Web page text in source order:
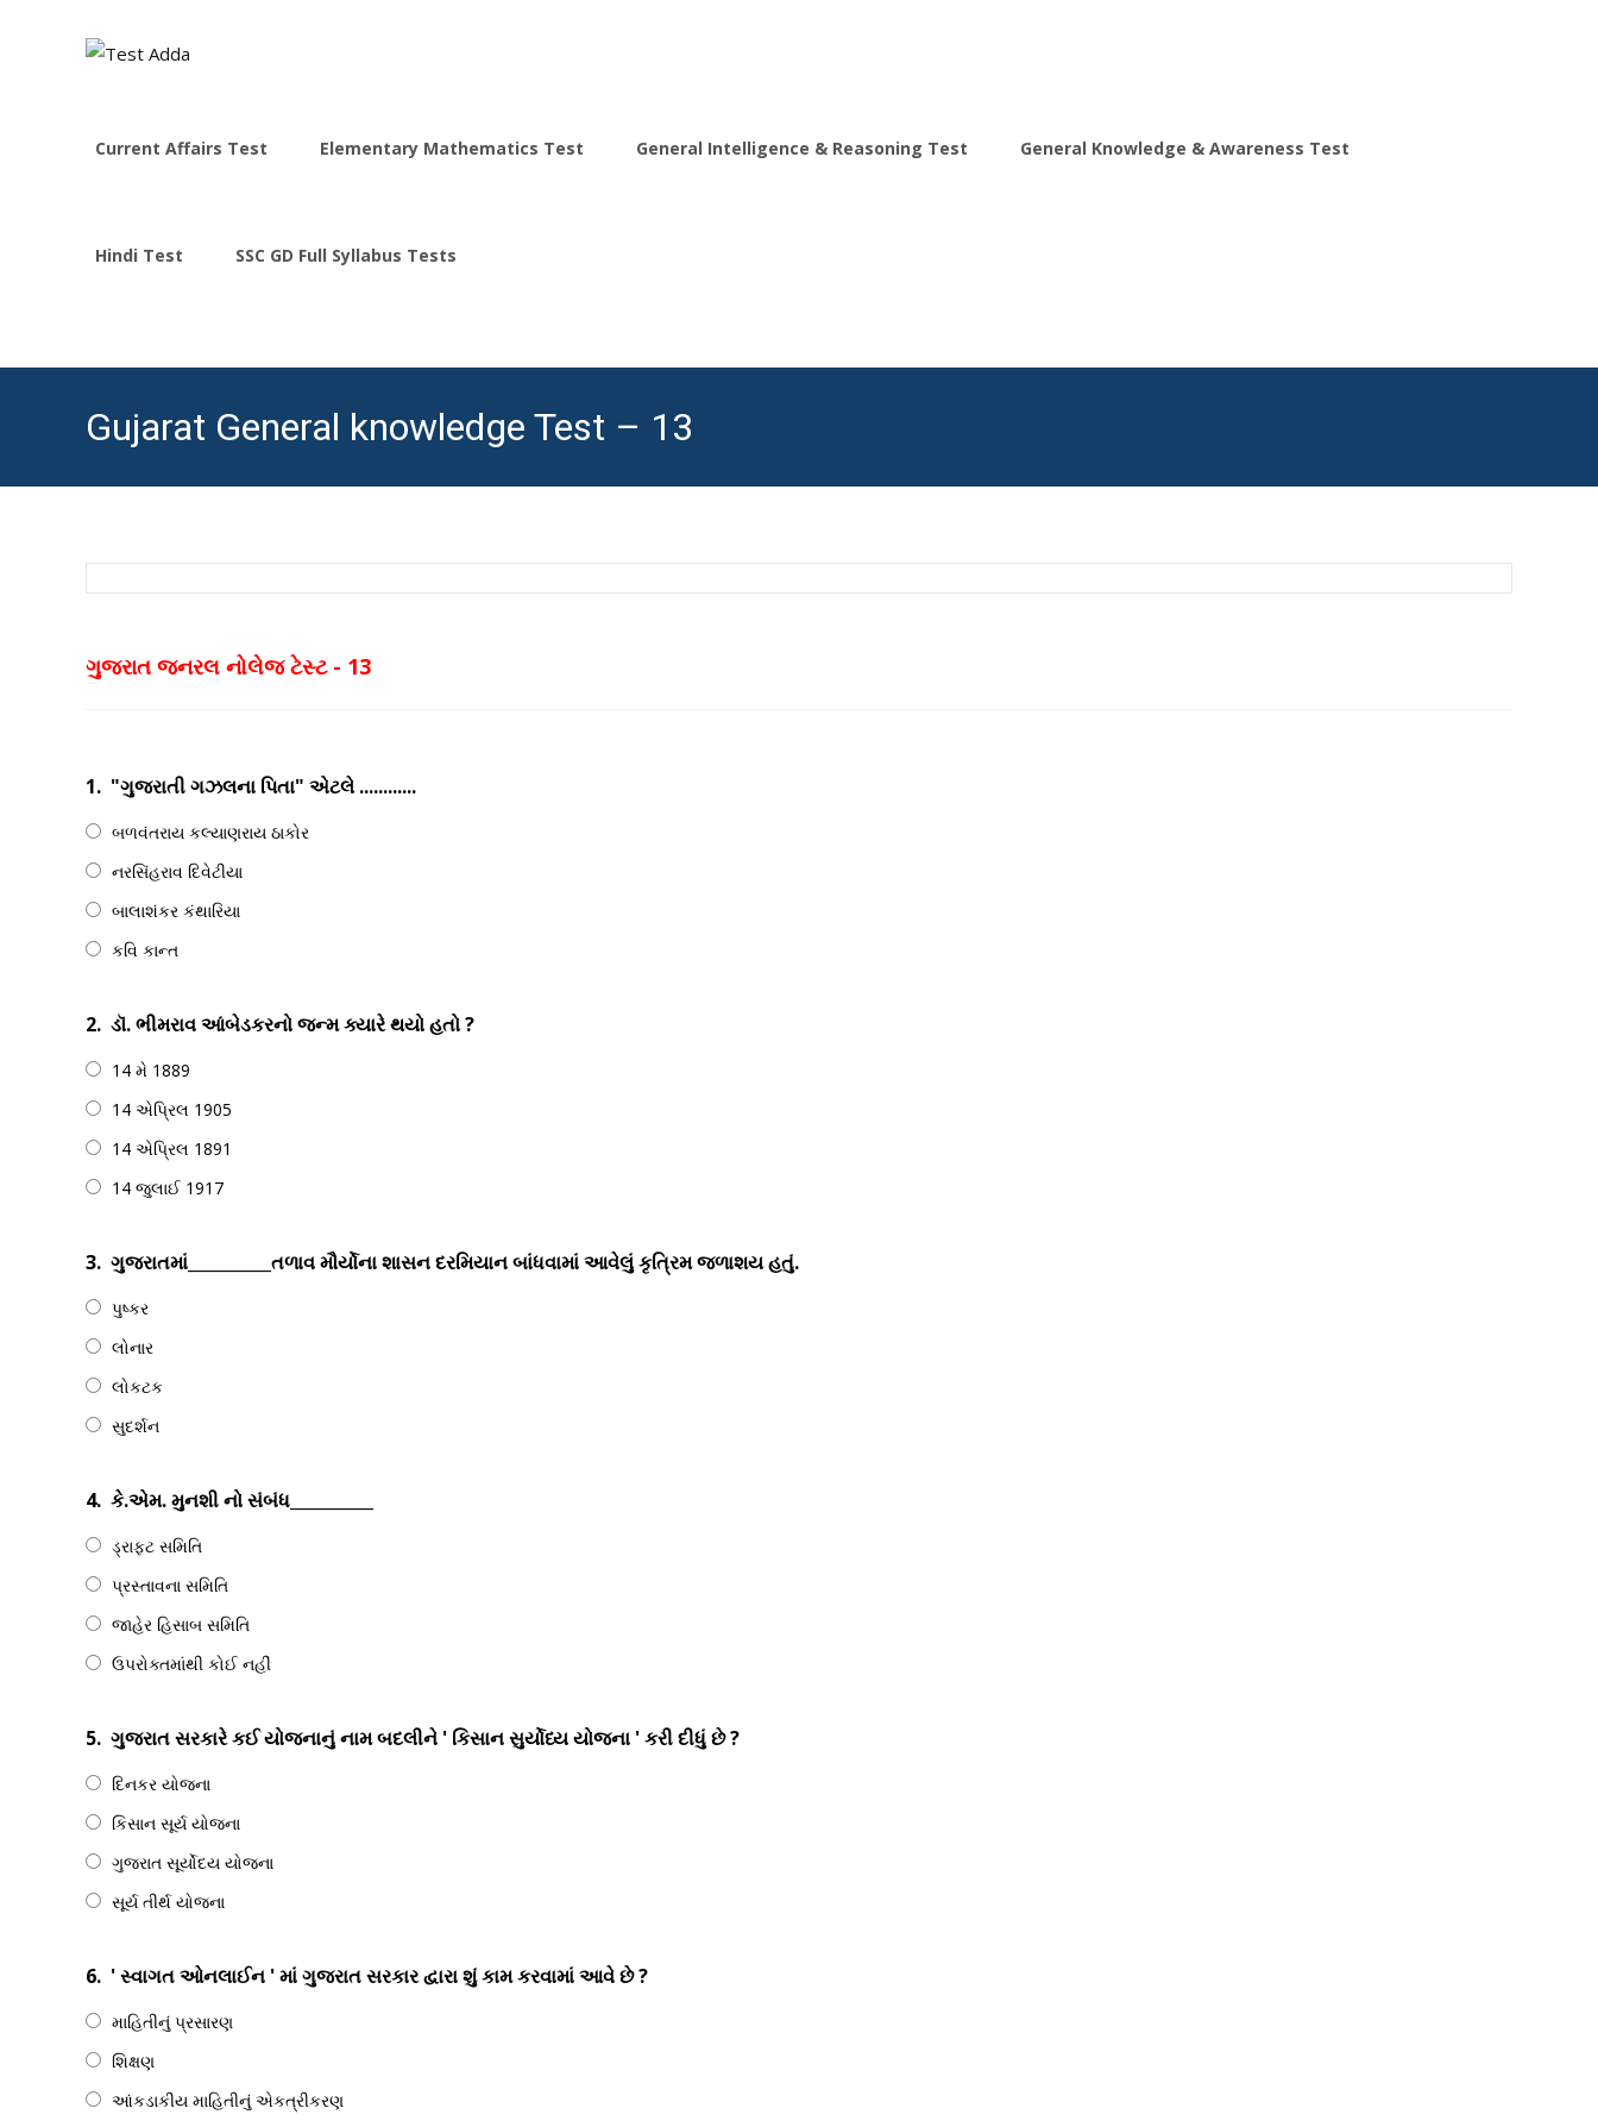
Current Affairs Test Elementary Mathematics Test General Intelligence & Reasoning Test General Knowledge & Awareness Test
Hindi Test SSC GD Full Syllabus Tests
Gujarat General knowledge Test – 13
ગુજરાત જનરલ નોલેજ ટેસ્ટ - 13
1. "ગુજરાતી ગઝલના પિતા" એટલે ............
બળવંતરાય કલ્યાણરાય ઠાકોર
નરસિંહરાવ દિવેટીયા
બાલાશંકર કંથારિયા
કવિ કાન્ત
2. ડૉ. ભીમરાવ આંબેડકરનો જન્મ ક્યારે થયો હતો ?
14 મે 1889
14 એપ્રિલ 1905
14 એપ્રિલ 1891
14 જુલાઈ 1917
3. ગુજરાતમાં__________તળાવ મૌર્યોના શાસન દરમિયાન બાંધવામાં આવેલું કૃત્રિમ જળાશય હતું.
પુષ્કર
લોનાર
લોકટક
સુદર્શન
4. કે.એમ. મુનશી નો સંબંધ__________
ડ્રાફ્ટ સમિતિ
પ્રસ્તાવના સમિતિ
જાહેર હિસાબ સમિતિ
ઉપરોક્તમાંથી કોઈ નહીં
5. ગુજરાત સરકારે કઈ યોજનાનું નામ બદલીને ' કિસાન સુર્યોધ્ય યોજના ' કરી દીધું છે ?
દિનકર યોજના
કિસાન સૂર્ય યોજના
ગુજરાત સૂર્યોદય યોજના
સૂર્ય તીર્થ યોજના
6. ' સ્વાગત ઓનલાઈન ' માં ગુજરાત સરકાર દ્વારા શું કામ કરવામાં આવે છે ?
માહિતીનું પ્રસારણ
શિક્ષણ
આંકડાકીય માહિતીનું એકત્રીકરણ